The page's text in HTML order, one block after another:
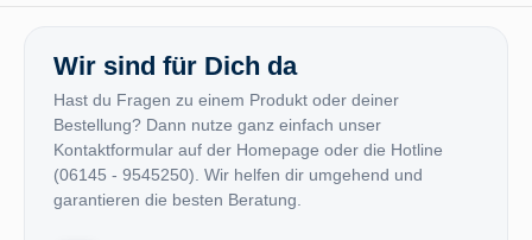
Wir sind für Dich da
Hast du Fragen zu einem Produkt oder deiner
Bestellung? Dann nutze ganz einfach unser
Kontaktformular auf der Homepage oder die Hotline
(06145 - 9545250). Wir helfen dir umgehend und
garantieren die besten Beratung.